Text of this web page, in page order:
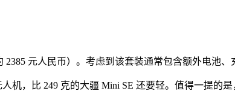
元人民币）。考虑到该套装通常包含额外电池
机，比 249 克的大疆 Mini SE 还要轻。值得一提的